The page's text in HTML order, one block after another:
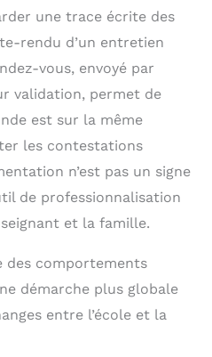
une trace écrite des
rendu d’un entretien
vous, envoyé par
validation, permet de
est sur la même
les contestations
n’est pas un signe
de professionnalisation
et la famille.
des comportements
démarche plus globale
entre l’école et la